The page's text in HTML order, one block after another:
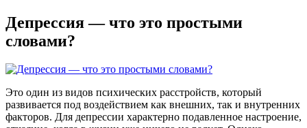
Депрессия — что это простыми
словами?
Это один из видов психических расстройств, который
развивается под воздействием как внешних, так и внутренних
факторов. Для депрессии характерно подавленное настроение,